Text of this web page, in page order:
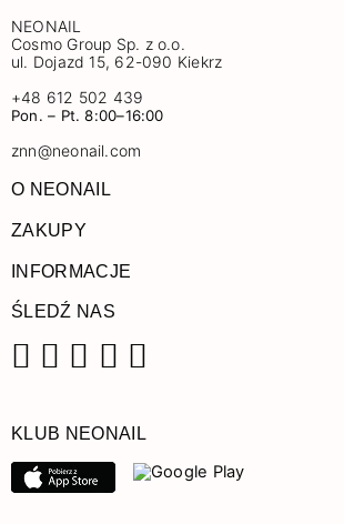
NEONAIL
Cosmo Group Sp. z o.o.
ul. Dojazd 15, 62-090 Kiekrz
+48 612 502 439
Pon. – Pt. 8:00–16:00
znn@neonail.com
O NEONAIL
ZAKUPY
INFORMACJE
ŚLEDŹ NAS
KLUB NEONAIL